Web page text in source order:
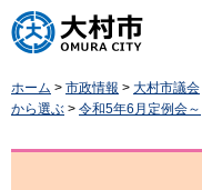
大村市
ホーム > 市政情報 > 大村市議会
から選ぶ > 令和5年6月定例会～